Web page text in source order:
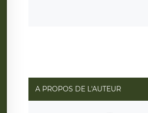
rue Léopold Sédar Senghor, joignable à
responsabledetraitement@legavox.fr.
également le droit d’introduire une
d’une autorité de contrôle.
A PROPOS DE L'AUTEUR